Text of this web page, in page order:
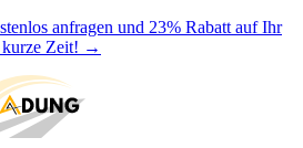
anfragen und 23% Rabatt auf Ihr
Zeit! →